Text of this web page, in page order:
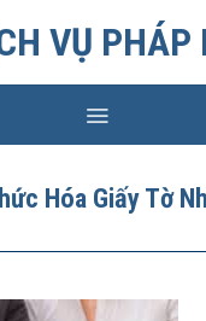
VỤ PHÁP
Hóa Giấy Tờ